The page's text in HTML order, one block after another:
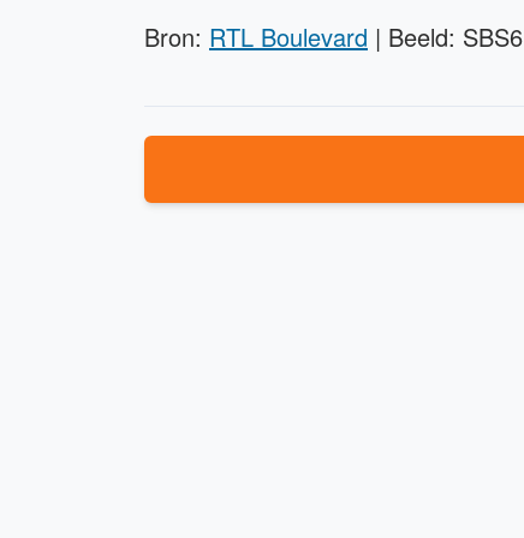
Bron: RTL Boulevard | Beeld: SBS6